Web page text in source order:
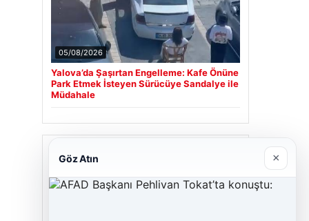
05/08/2026
Yalova’da Şaşırtan Engelleme: Kafe Önüne
Park Etmek İsteyen Sürücüye Sandalye ile
Müdahale
Cengiz Sigorta
Göz Atın ×